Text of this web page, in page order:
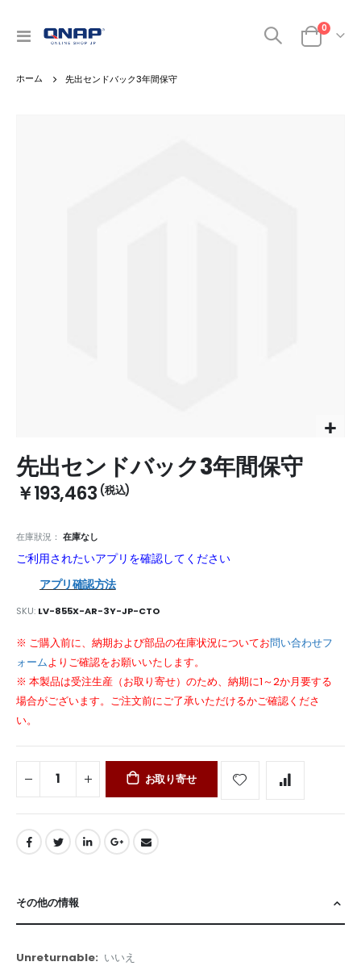
ナ
呼
カート
0商品
先出センドバック3年間保守
to
the
beginning
the
gallery
先出センドバック3年間保守
￥193,463
在庫狀況： 在庫なし
ご利用されたいアプリを確認してください
アプリ確認方法
SKU LV-855X-AR-3Y-JP-CTO
※ ご購入前に、納期および部品の在庫状況についてお問い合わせフ
ォームよりご確認をお願いいたします。
※ 本製品は受注生産（お取り寄せ）のため、納期に1～2か月要する
場合がございます。ご注文前にご了承いただけるかご確認くださ
い。
お取り寄せ
その他の情報
そ
いいえ